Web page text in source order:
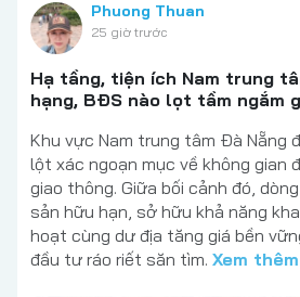
Phuong Thuan
25 giờ trước
Hạ tầng, tiện ích Nam trung
hạng, BĐS nào lọt tầm ngắm
Khu vực Nam trung tâm Đà Nẵng
lột xác ngoạn mục về không gian
giao thông. Giữa bối cảnh đó,
sản hữu hạn, sở hữu khả năng
hoạt cùng dư địa tăng giá bền
đầu tư ráo riết săn tìm. Xem thêm